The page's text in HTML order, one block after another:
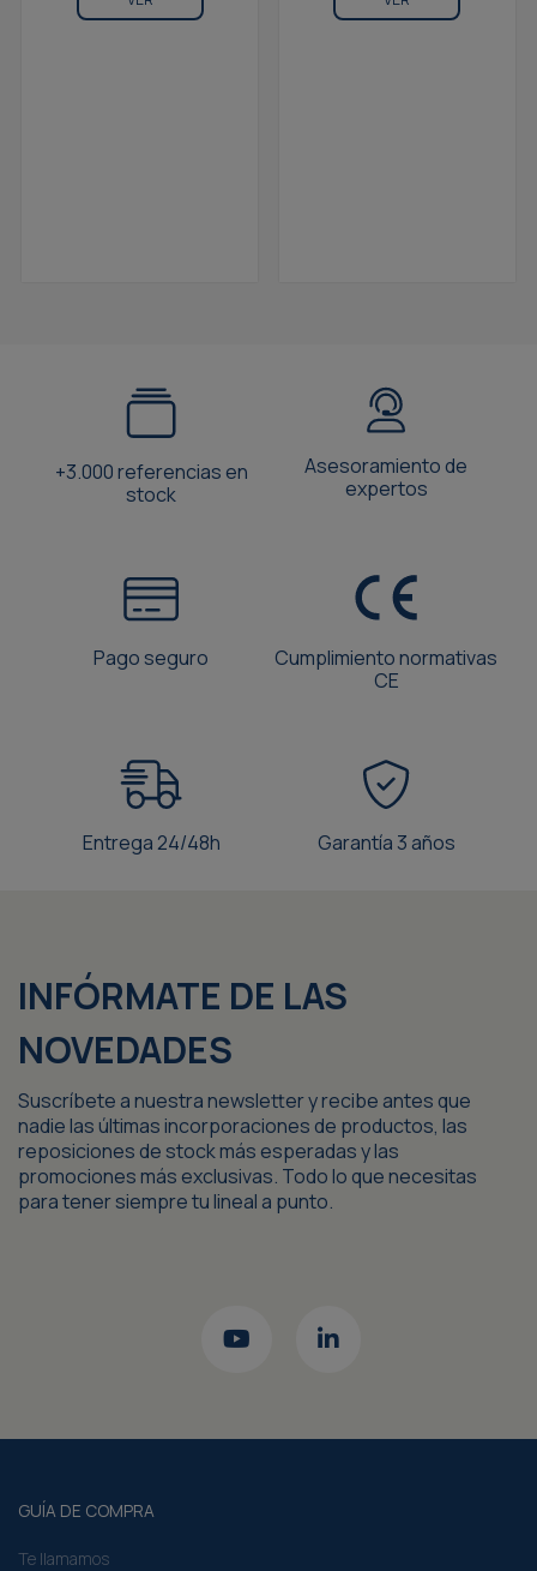
+3.000 referencias en
stock
Asesoramiento de
expertos
Pago seguro
Cumplimiento normativas
CE
Entrega 24/48h Garantía 3 años
INFÓRMATE DE LAS
NOVEDADES
Suscríbete a nuestra newsletter y recibe antes que
nadie las últimas incorporaciones de productos, las
reposiciones de stock más esperadas y las
promociones más exclusivas. Todo lo que necesitas
para tener siempre tu lineal a punto.
GUÍA DE COMPRA
Te llamamos